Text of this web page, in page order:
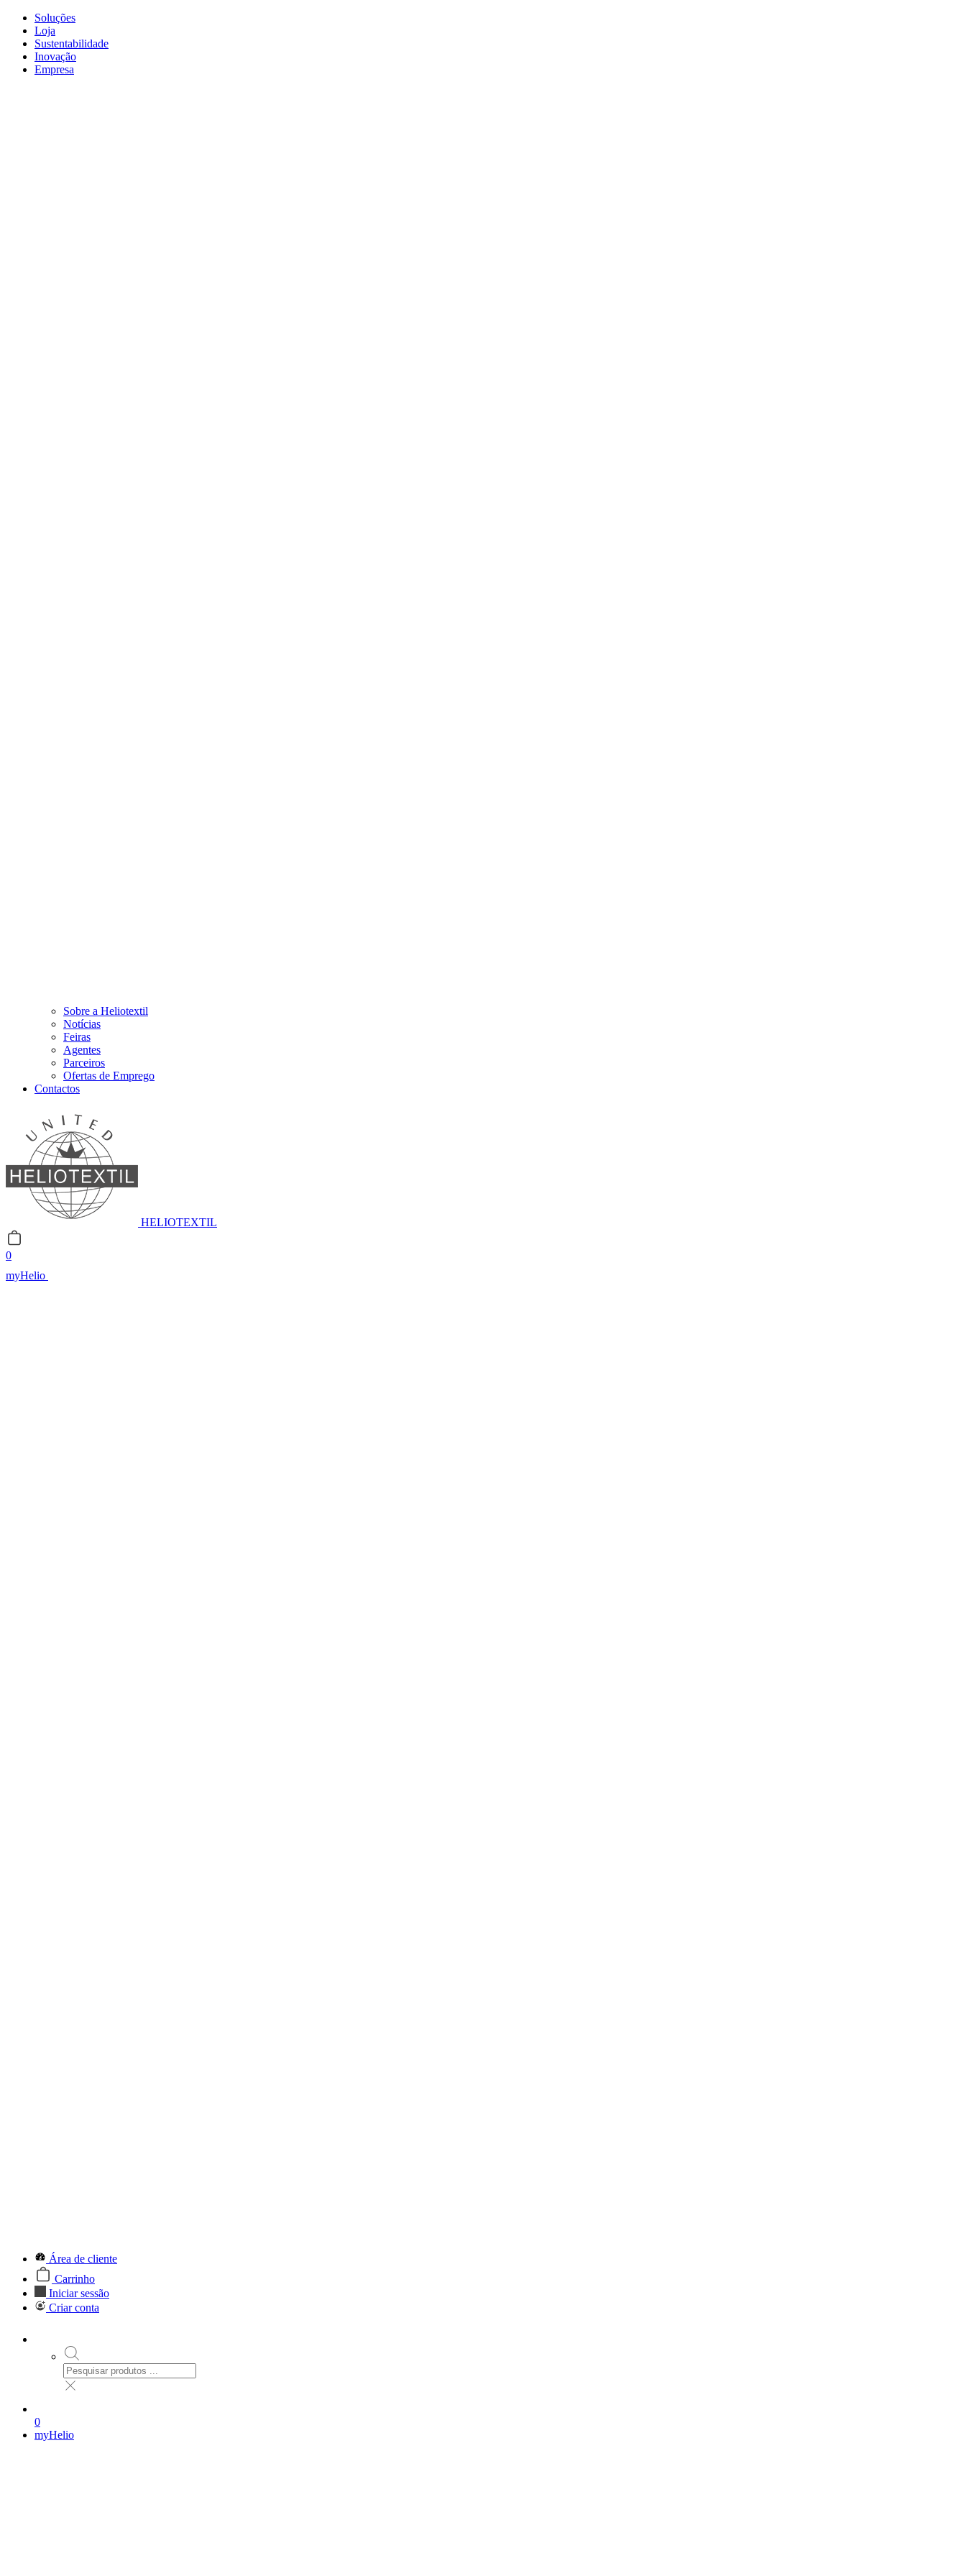
Soluções
Loja
Sustentabilidade
Inovação
Empresa
Sobre a Heliotextil
Notícias
Feiras
Agentes
Parceiros
Ofertas de Emprego
Contactos
HELIOTEXTIL
0
myHelio
Área de cliente
Carrinho
Iniciar sessão
Criar conta
0
myHelio